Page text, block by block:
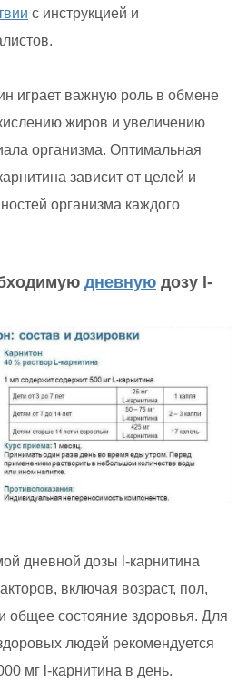
с инструкцией и
играет важную роль в обмене
жиров и увеличению
организма. Оптимальная
зависит от целей и
организма каждого
дневную дозу l-
дневной дозы l-карнитина
включая возраст, пол,
общее состояние здоровья. Для
людей рекомендуется
мг l-карнитина в день.